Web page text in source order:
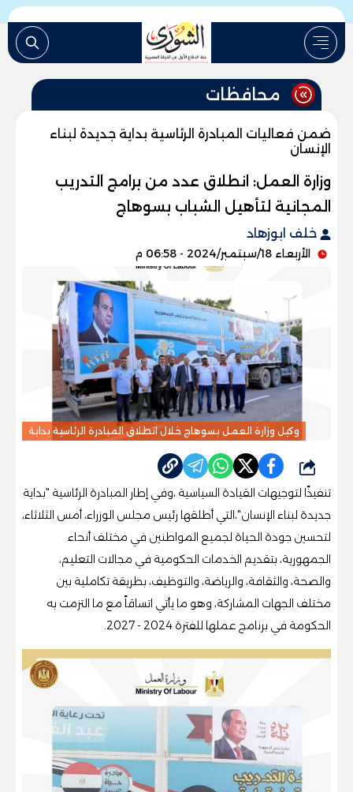
محافظات
ضمن فعاليات المبادرة الرئاسية بداية جديدة لبناء
الإنسان
وزارة العمل: انطلاق عدد من برامج التدريب
المجانية لتأهيل الشباب بسوهاج
خلف ابوزهاد
الأربعاء 18/سبتمبر/2024 - 06:58 م
وكيل وزارة العمل بسوهاج خلال انطلاق المبادرة الرئاسية بداية
شارك
تنفيذًا لتوجيهات القيادة السياسية ،وفي إطار المبادرة الرئاسية "بداية
جديدة لبناء الإنسان"،التي أطلقها رئيس مجلس الوزراء، أمس الثلاثاء،
لتحسين جودة الحياة لجميع المواطنين في مختلف أنحاء
الجمهورية، بتقديم الخدمات الحكومية في مجالات التعليم،
والصحة، والثقافة، والرياضة، والتوظيف، بطريقة تكاملية بين
مختلف الجهات المشاركة، وهو ما يأتي اتساقاً مع ما التزمت به
الحكومة في برنامج عملها للفترة 2024 - 2027.